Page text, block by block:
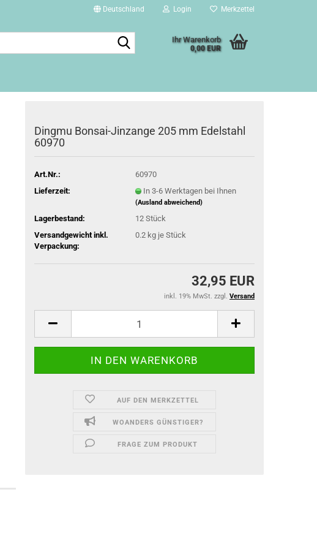
Deutschland Login Merkzettel
Ihr Warenkorb
0,00 EUR
Dingmu Bonsai-Jinzange 205 mm Edelstahl
60970
Art.Nr.:
60970
Lieferzeit:
In 3-6 Werktagen bei Ihnen
(Ausland abweichend)
Lagerbestand: 12 Stück
Versandgewicht inkl.
Verpackung:
0.2 kg je Stück
32,95 EUR
inkl. 19% MwSt. zzgl. Versand
AUF DEN MERKZETTEL
WOANDERS GÜNSTIGER?
FRAGE ZUM PRODUKT